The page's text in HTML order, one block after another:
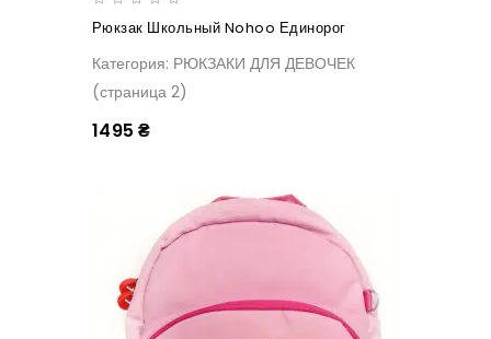
Рюкзак Школьный Nohoo Единорог
Категория: РЮКЗАКИ ДЛЯ ДЕВОЧЕК
(страница 2)
1495 ₴